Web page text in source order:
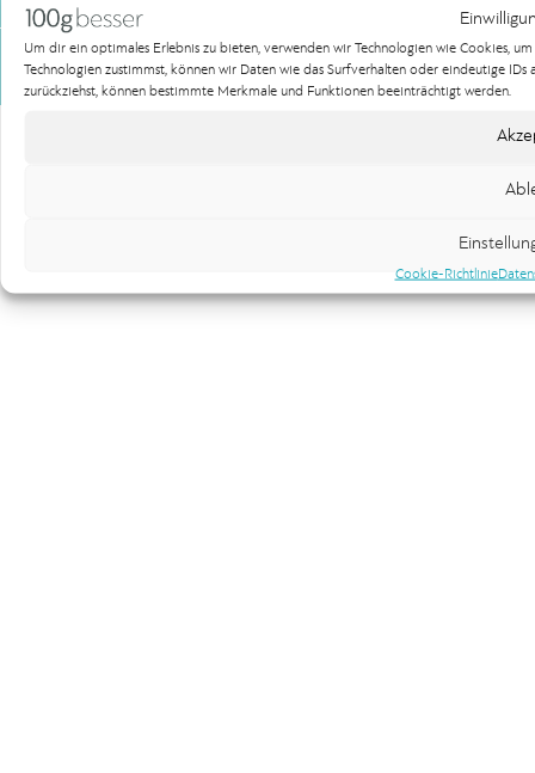
Um dir ein optimales Erlebnis zu bieten, verwenden wir Technologien wie Cookies,
Technologien zustimmst, können wir Daten wie das Surfverhalten oder eindeutige
zurückziehst, können bestimmte Merkmale und Funktionen beeinträchtigt werden.
Cookie-Richtlinie
Copyright 100gbesser Werbeagentur
Datenschutzerklärung
Impressum